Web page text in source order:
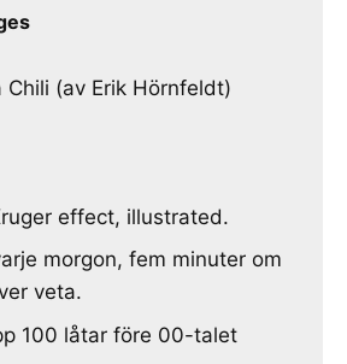
(av Erik Hörnfeldt)
effect, illustrated.
morgon, fem minuter om
veta.
100 låtar före 00-talet